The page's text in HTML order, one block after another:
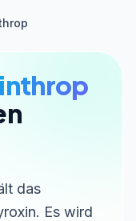
das
Es wird